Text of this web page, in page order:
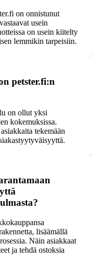
on onnistunut
usein
on usein kiitelty
lemmikin tarpeisiin.
petster.fi:n
on ollut yksi
kokemuksissa.
tekemään
lisäämällä
Näin asiakkaat
ja tehdä ostoksia